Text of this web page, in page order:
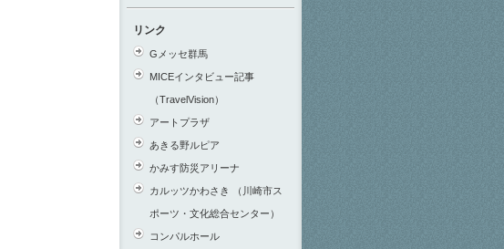
去
の
記
事
リンク
Gメッセ群馬
MICEインタビュー記事
（TravelVision）
アートプラザ
あきる野ルピア
かみす防災アリーナ
カルッツかわさき （川崎市ス
ポーツ・文化総合センター）
コンパルホール